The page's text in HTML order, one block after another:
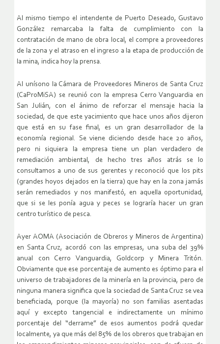
Al mismo tiempo el intendente de Puerto Deseado, Gustavo
González remarcaba la falta de cumplimiento con la
contratación de mano de obra local, el compre a proveedores
de la zona y el atraso en el ingreso a la etapa de producción de
la mina, indica hoy la prensa.
Al unísono la Cámara de Proveedores Mineros de Santa Cruz
(CaProMiSA) se reunió con la empresa Cerro Vanguardia en
San Julián, con el ánimo de reforzar el mensaje hacia la
sociedad, de que este yacimiento que hace unos años dijeron
que está en su fase final, es un gran desarrollador de la
economía regional. Se viene diciendo desde hace 20 años,
pero ni siquiera la empresa tiene un plan verdadero de
remediación ambiental, de hecho tres años atrás se lo
consultamos a uno de sus gerentes y reconoció que los pits
(grandes hoyos dejados en la tierra) que hay en la zona jamás
serán remediados y nos manifestó, en aquella oportunidad,
que si se les ponía agua y peces se lograría hacer un gran
centro turístico de pesca.
Ayer AOMA (Asociación de Obreros y Mineros de Argentina)
en Santa Cruz, acordó con las empresas, una suba del 39%
anual con Cerro Vanguardia, Goldcorp y Minera Tritón.
Obviamente que ese porcentaje de aumento es óptimo para el
universo de trabajadores de la minería en la provincia, pero de
ninguna manera significa que la sociedad de Santa Cruz se vea
beneficiada, porque (la mayoría) no son familias asentadas
aquí y excepto tangencial e indirectamente un mínimo
porcentaje del “derrame” de esos aumentos podrá quedar
localmente, ya que más del 85% de los obreros que trabajan en